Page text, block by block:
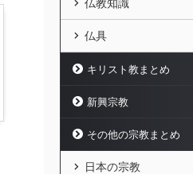
仏教知識
仏具
キリスト教まとめ
新興宗教
その他の宗教まとめ
日本の宗教